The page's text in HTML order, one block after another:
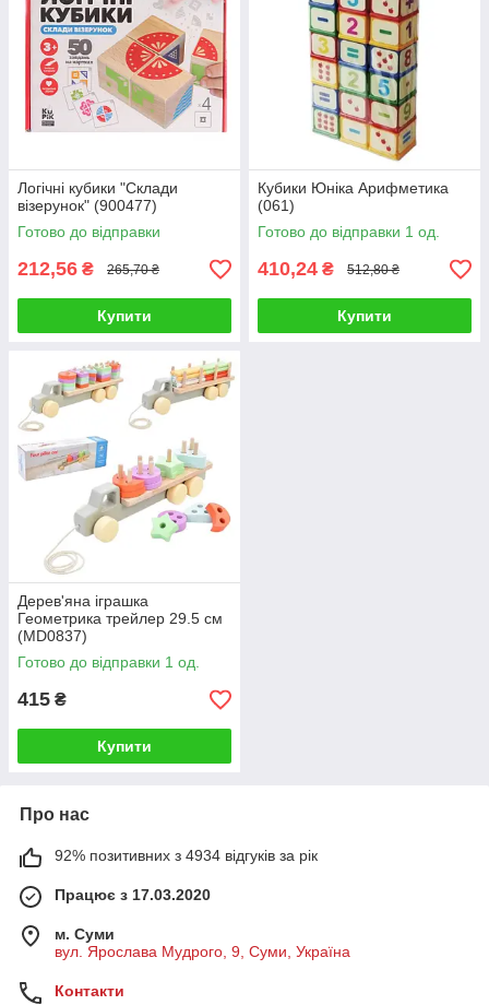
Логічні кубики "Склади
візерунок" (900477)
Готово до відправки
212,56 ₴ 265,70 ₴
Купити
Кубики Юніка Арифметика
(061)
Готово до відправки 1 од.
410,24 ₴ 512,80 ₴
Купити
Дерев'яна іграшка
Геометрика трейлер 29.5 см
(MD0837)
Готово до відправки 1 од.
415 ₴
Купити
Про нас
92% позитивних з 4934 відгуків за рік
Працює з 17.03.2020
м. Суми
вул. Ярослава Мудрого, 9, Суми, Україна
Контакти